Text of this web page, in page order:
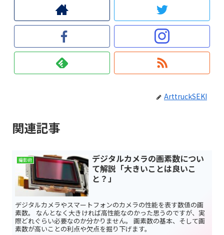
ArttruckSEKI
関連記事
撮影術
デジタルカメラの画素数につい
て解説「大きいことは良いこ
と？」
デジタルカメラやスマートフォンのカメラの性能を表す数値の画
素数。 なんとなく大きければ高性能なのかった思うのですが、実
際どれぐらい必要なのか分かりません。 画素数の基本、そして画
素数が高いことの利点や欠点を掘り下げます。